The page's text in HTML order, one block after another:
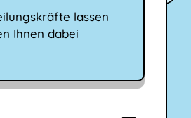
lassen
Ihnen dabei